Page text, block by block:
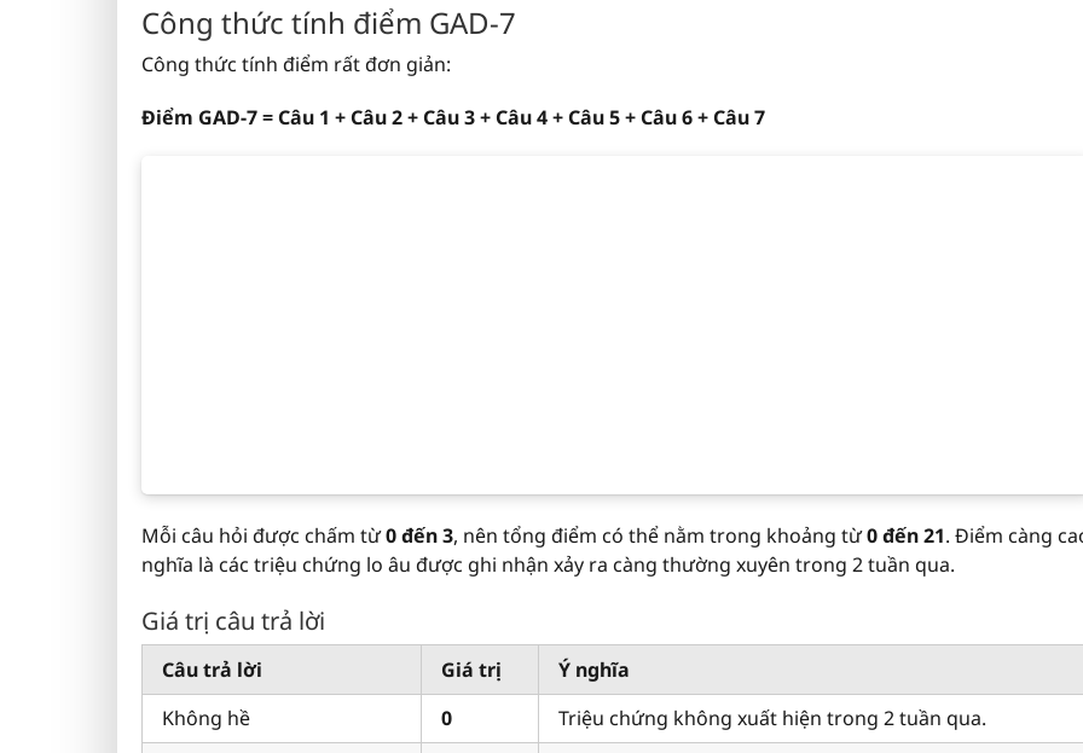
Công thức tính điểm GAD-7
Công thức tính điểm rất đơn giản:
Điểm GAD-7 = Câu 1 + Câu 2 + Câu 3 + Câu 4 + Câu 5 + Câu 6 + Câu 7
Mỗi câu hỏi được chấm từ0 đến 3, nên tổng điểm có thể nằm trong khoảng từ0 đến 21. Điểm càng
nghĩa là các triệu chứng lo âu được ghi nhận xảy ra càng thường xuyên trong 2 tuần qua.
Giá trị câu trả lời
Câu trả lời Giá trị
Ý nghĩa
Không hề
0
Triệu chứng không xuất hiện trong 2 tuần qua.